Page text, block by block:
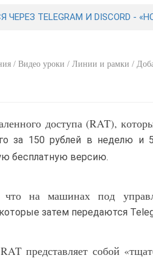
TELEGRAM И DISCORD -
/ Видео уроки / Линии и рамки /
доступа (RAT),
за 150 рублей в неделю
бесплатную версию.
­на машинах под
затем передаются
представляет собой